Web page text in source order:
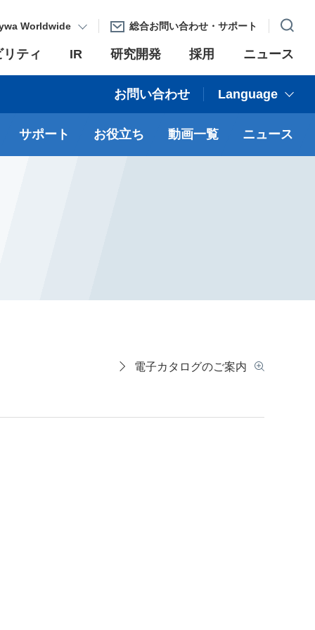
ティ IR 研究開発 採用 ニュース
Worldwide 総合お問い合わせ・サポート
お問い合わせ Language
サポート お役立ち 動画一覧 ニュース
電子カタログのご案内